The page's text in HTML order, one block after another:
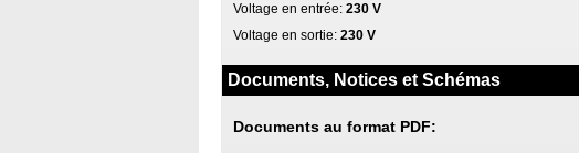
Voltage en entrée:230 V
Voltage en sortie:230 V
Documents, Notices et Schémas
Documents au format PDF: